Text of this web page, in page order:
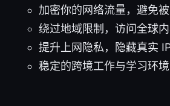
加密你的网络流量，避免
绕过地域限制，访问全球
提升上网隐私，隐藏真实
稳定的跨境工作与学习环境